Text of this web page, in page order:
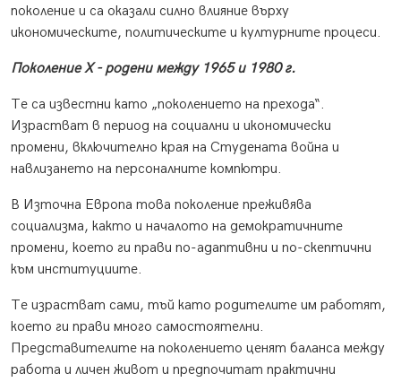
поколение и са оказали силно влияние върху
икономическите, политическите и културните процеси.
Поколение X - родени между 1965 и 1980 г.
Те са известни като „поколението на прехода“.
Израстват в период на социални и икономически
промени, включително края на Студената война и
навлизането на персоналните компютри.
В Източна Европа това поколение преживява
социализма, както и началото на демократичните
промени, което ги прави по-адаптивни и по-скептични
към институциите.
Те израстват сами, тъй като родителите им работят,
което ги прави много самостоятелни.
Представителите на поколението ценят баланса между
работа и личен живот и предпочитат практични